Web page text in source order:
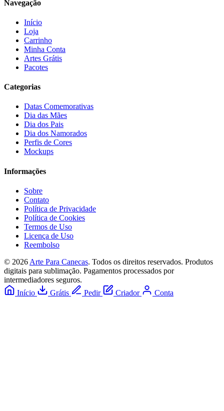
Navegação
Início
Loja
Carrinho
Minha Conta
Artes Grátis
Pacotes
Categorias
Datas Comemorativas
Dia das Mães
Dia dos Pais
Dia dos Namorados
Perfis de Cores
Mockups
Informações
Sobre
Contato
Política de Privacidade
Política de Cookies
Termos de Uso
Licença de Uso
Reembolso
© 2026 Arte Para Canecas. Todos os direitos reservados. Produtos
digitais para sublimação. Pagamentos processados por
intermediadores seguros.
Início
Grátis Pedir Criador Conta